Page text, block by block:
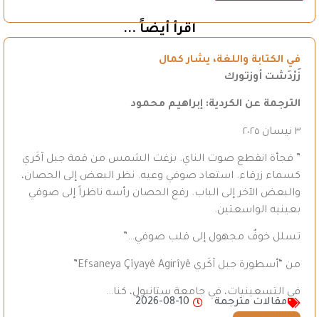
اقرأ أيضاً ...
في الكتابة واللغة، يشار كمال
زَرْدَشت أوزتورك
الترجمة عن الكردية: إبراهيم محمود
٣ نيسان ٢٠٢٥
” فجأة انقطع صوت الناي. بزغت الشمس من قمة جبل آكَري
كسماء زرقاء. استعاد صوفي وعيه. نظر البعض إلى الحصان،
والبعض الآخر إلى الباب. رفع الحصان رأسه ناظراً إلى صوفي
بعينيه الواسعتين.
تسلل خوفٌ مجهول إلى قلب صوفي…”
من “أسطورة جبل آكَري Efsaneya Çîyayê Agirîyê”
في التسعينيات، في جامعة ستانبول، كنا…
مقالات مترجمة
2026-08-10